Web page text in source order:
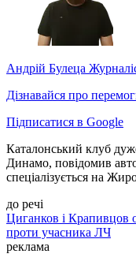
Андрій Булеца
Дізнавайся про
Підписатися в Google
Каталонський клуб
Динамо, повідомив
спеціалізується на
до речі
Циганков і Крапивцов
проти учасника ЛЧ
реклама